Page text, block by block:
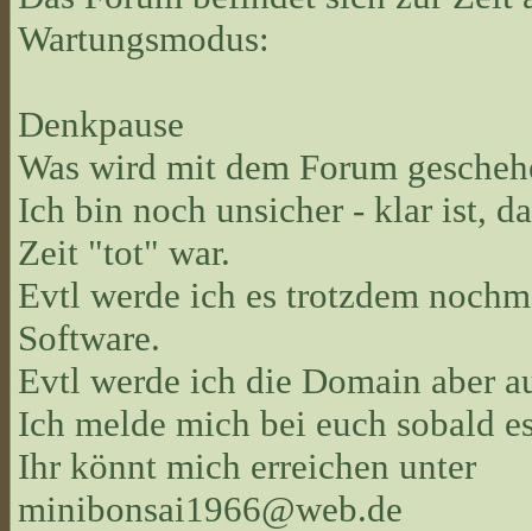
Wartungsmodus:
Denkpause
Was wird mit dem Forum
Ich bin noch unsicher - klar ist,
Zeit "tot" war.
Evtl werde ich es trotzdem
Software.
Evtl werde ich die Domain aber
Ich melde mich bei euch sobald
Ihr könnt mich erreichen unter
minibonsai1966@web.de